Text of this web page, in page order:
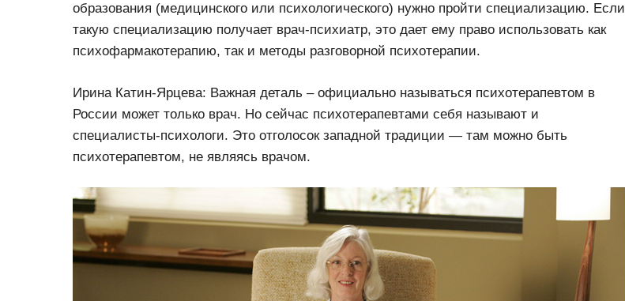
образования (медицинского или психологического) нужно пройти специализацию. Если
такую специализацию получает врач-психиатр, это дает ему право использовать как
психофармакотерапию, так и методы разговорной психотерапии.
Ирина Катин-Ярцева: Важная деталь – официально называться психотерапевтом в
России может только врач. Но сейчас психотерапевтами себя называют и
специалисты-психологи. Это отголосок западной традиции — там можно быть
психотерапевтом, не являясь врачом.